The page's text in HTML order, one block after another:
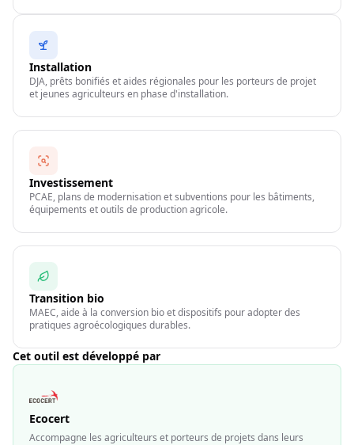
Installation
DJA, prêts bonifiés et aides régionales pour les porteurs de projet
et jeunes agriculteurs en phase d'installation.
Investissement
PCAE, plans de modernisation et subventions pour les bâtiments,
équipements et outils de production agricole.
Transition bio
MAEC, aide à la conversion bio et dispositifs pour adopter des
pratiques agroécologiques durables.
Cet outil est développé par
Ecocert
Accompagne les agriculteurs et porteurs de projets dans leurs